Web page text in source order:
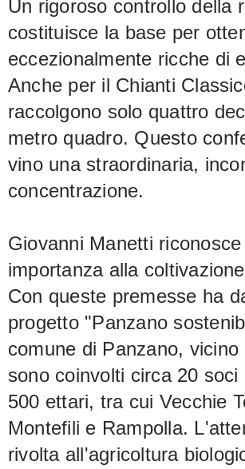
Un rigoroso controllo della
costituisce la base per
eccezionalmente ricche di
Anche per il Chianti
raccolgono solo quattro
metro quadro. Questo
vino una straordinaria,
concentrazione.
Giovanni Manetti
importanza alla
Con queste premesse ha
progetto "Panzano
comune di Panzano, vicino
sono coinvolti circa 20 soci
500 ettari, tra cui Vecchie
Montefili e Rampolla.
rivolta all'agricoltura